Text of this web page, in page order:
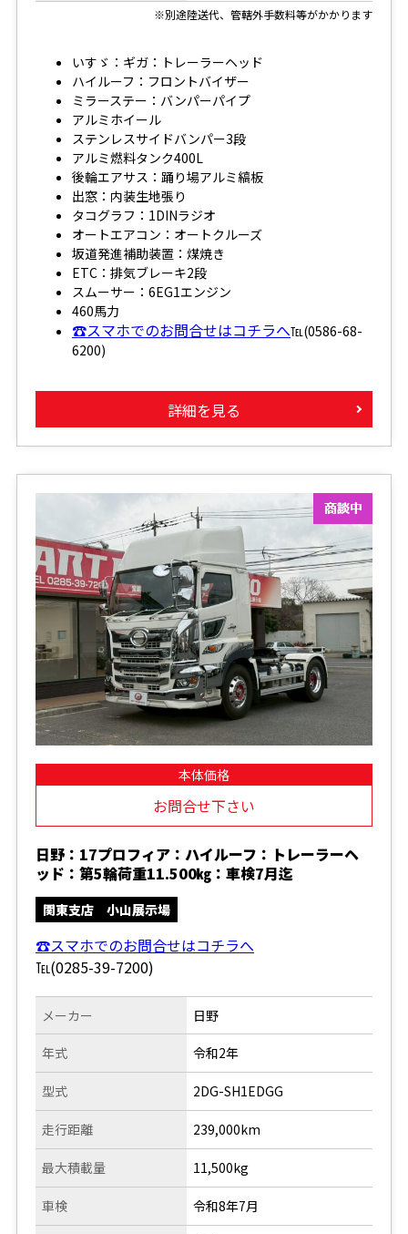
※別途陸送代、管轄外手数料等がかかります
いすゞ：ギガ：トレーラーヘッド
ハイルーフ：フロントバイザー
ミラーステー：バンパーパイプ
アルミホイール
ステンレスサイドバンパー3段
アルミ燃料タンク400L
後輪エアサス：踊り場アルミ縞板
出窓：内装生地張り
タコグラフ：1DINラジオ
オートエアコン：オートクルーズ
坂道発進補助装置：煤焼き
ETC：排気ブレーキ2段
スムーサー：6EG1エンジン
460馬力
☎スマホでのお問合せはコチラへ℡(0586-68-
6200)
詳細を見る
本体価格
お問合せ下さい
日野：17プロフィア：ハイルーフ：トレーラーヘ
ッド：第5輪荷重11.500㎏：車検7月迄
関東支店 小山展示場
☎スマホでのお問合せはコチラへ
℡(0285-39-7200)
メーカー
年式
型式
走行距離
日野
令和2年
2DG-SH1EDGG
239,000km
最大積載量
車検
11,500kg
令和8年7月